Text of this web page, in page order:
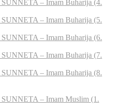
– Imam Buharija (4.
– Imam Buharija (5.
– Imam Buharija (6.
– Imam Buharija (7.
– Imam Buharija (8.
– Imam Muslim (1.